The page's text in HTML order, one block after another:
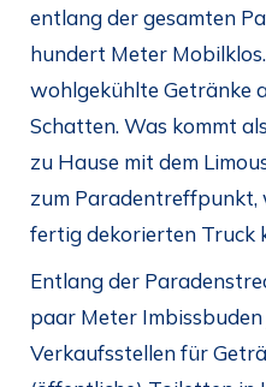
entlang der gesamten
hundert Meter
wohlgekühlte Getränke
Schatten. Was kommt
zu Hause mit dem
zum Paradentreffpunkt,
fertig dekorierten Truck
Entlang der
paar Meter
Verkaufsstellen für